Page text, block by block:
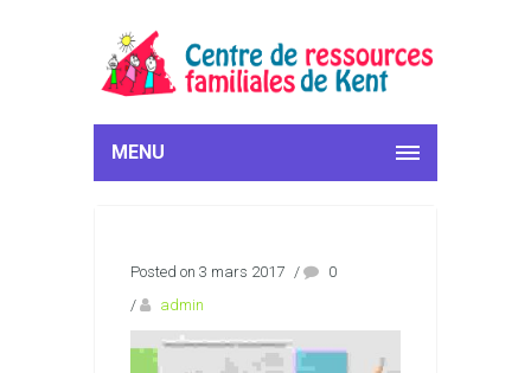
MENU
Posted on 3 mars 2017 /
0
/
admin